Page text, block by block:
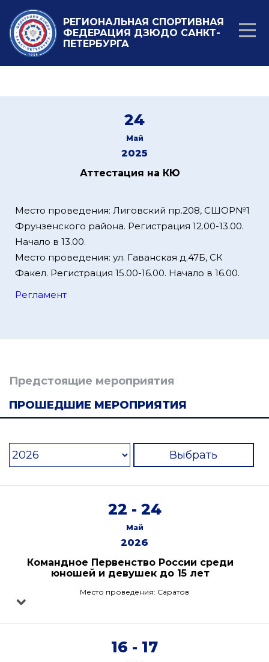
РЕГИОНАЛЬНАЯ СПОРТИВНАЯ
ФЕДЕРАЦИЯ ДЗЮДО САНКТ-
ПЕТЕРБУРГА
24
Май
2025
Аттестация на КЮ
Место проведения: Лиговский пр.208, СШОР№1
Фрунзенского района. Регистрация 12.00-13.00.
Начало в 13.00.
Место проведения: ул. Гаванская д.47Б, СК
Факел. Регистрация 15.00-16.00. Начало в 16.00.
Регламент
Предстоящие мероприятия
ПРОШЕДШИЕ МЕРОПРИЯТИЯ
Выбрать
22 - 24
Май
2026
Командное Первенство России среди
юношей и девушек до 15 лет
Место проведения: Саратов
16 - 17